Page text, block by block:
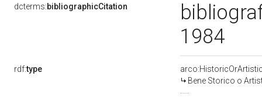
dcterms:bibliographicCitation
1984
rdf:type
Bene Storico o